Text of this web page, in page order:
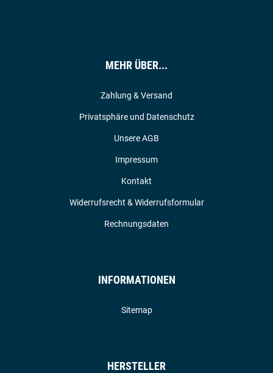
MEHR ÜBER...
Zahlung & Versand
Privatsphäre und Datenschutz
Unsere AGB
Impressum
Kontakt
Widerrufsrecht & Widerrufsformular
Rechnungsdaten
INFORMATIONEN
Sitemap
HERSTELLER